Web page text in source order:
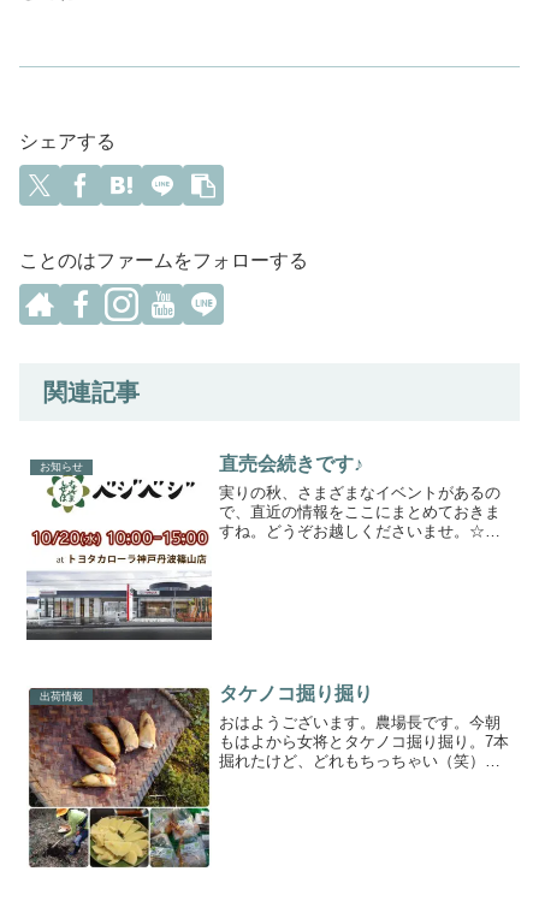
シェアする
ことのはファームをフォローする
関連記事
お知らせ 直売会続きです♪
実りの秋、さまざまなイベントがあるの
で、直近の情報をここにまとめておきま
すね。どうぞお越しくださいませ。☆ベ
出荷情報 タケノコ掘り掘り
おはようございます。農場長です。今朝
もはよから女将とタケノコ掘り掘り。7本
掘れたけど、どれもちっちゃい（笑）掘